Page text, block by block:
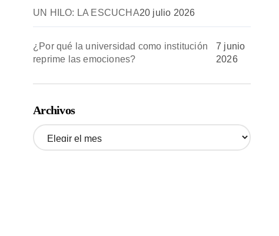
UN HILO: LA ESCUCHA20 julio 2026
¿Por qué la universidad como institución
reprime las emociones?
7 junio
2026
Archivos
A
r